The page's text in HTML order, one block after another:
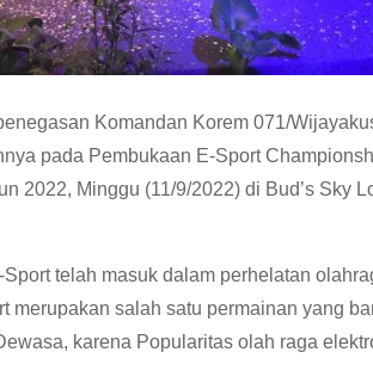
Komandan Korem 071/
pada Pembukaan E-Sport
2022, Minggu (11/9/2022) di Bud’s Sky
telah masuk dalam perhelatan
merupakan salah satu permainan yang
karena Popularitas olah raga